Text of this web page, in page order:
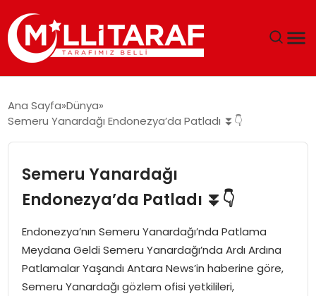
TEKNOLOJI
EKONOMI
SPOR
SIYASET
Ana Sayfa Dünya
Semeru Yanardağı Endonezya’da Patladı ⏬👇
Semeru Yanardağı
Endonezya’da Patladı ⏬👇
Endonezya’nın Semeru Yanardağı’nda Patlama
Meydana Geldi Semeru Yanardağı’nda Ardı Ardına
Patlamalar Yaşandı Antara News’in haberine göre,
Semeru Yanardağı gözlem ofisi yetkilileri,